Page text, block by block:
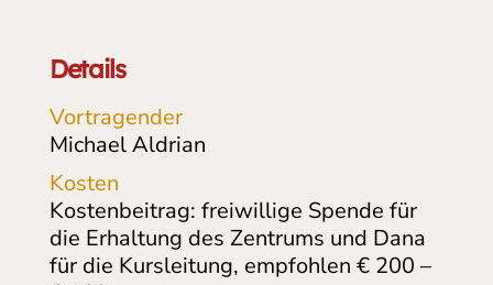
Details
Vortragender
Michael Aldrian
Kosten
Kostenbeitrag: freiwillige Spende für
die Erhaltung des Zentrums und Dana
für die Kursleitung, empfohlen € 200 –